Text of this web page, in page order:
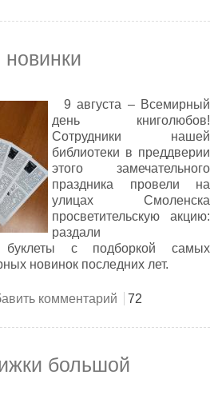
9 августа – Всемирный
день книголюбов!
Сотрудники нашей
библиотеки в преддверии
этого замечательного
праздника провели на
улицах Смоленска
просветительскую акцию:
раздали
с подборкой самых
новинок последних лет.
новинки
комментарий
72
большой